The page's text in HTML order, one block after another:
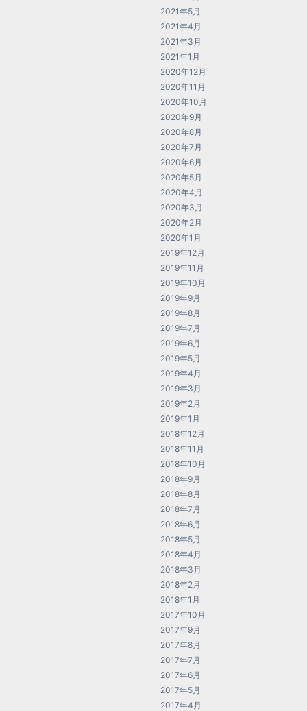
2021年5月
2021年4月
2021年3月
2021年1月
2020年12月
2020年11月
2020年10月
2020年9月
2020年8月
2020年7月
2020年6月
2020年5月
2020年4月
2020年3月
2020年2月
2020年1月
2019年12月
2019年11月
2019年10月
2019年9月
2019年8月
2019年7月
2019年6月
2019年5月
2019年4月
2019年3月
2019年2月
2019年1月
2018年12月
2018年11月
2018年10月
2018年9月
2018年8月
2018年7月
2018年6月
2018年5月
2018年4月
2018年3月
2018年2月
2018年1月
2017年10月
2017年9月
2017年8月
2017年7月
2017年6月
2017年5月
2017年4月